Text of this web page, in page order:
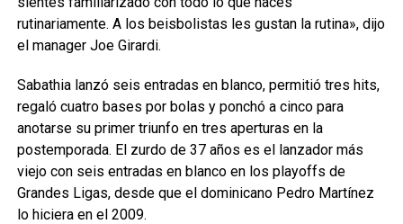
rutinariamente. A los beisbolistas les gustan la rutina», dijo
el manager Joe Girardi.
Sabathia lanzó seis entradas en blanco, permitió tres hits,
regaló cuatro bases por bolas y ponchó a cinco para
anotarse su primer triunfo en tres aperturas en la
postemporada. El zurdo de 37 años es el lanzador más
viejo con seis entradas en blanco en los playoffs de
Grandes Ligas, desde que el dominicano Pedro Martínez
lo hiciera en el 2009.